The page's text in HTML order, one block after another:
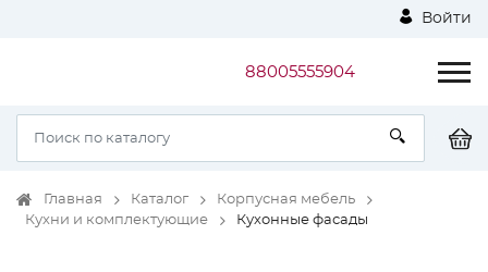
Войти
88005555904
Главная Каталог
Корпусная мебель
Кухни и комплектующие
Кухонные фасады